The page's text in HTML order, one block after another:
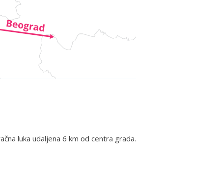
luka udaljena 6 km od centra grada.